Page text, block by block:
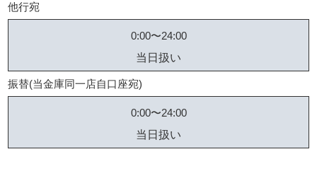
他行宛
0:00〜24:00
当日扱い
振替(当金庫同一店自口座宛)
0:00〜24:00
当日扱い